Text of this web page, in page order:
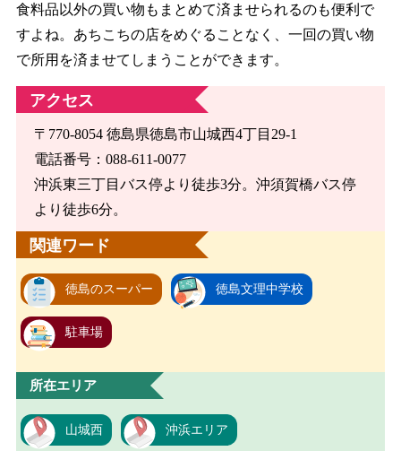
食料品以外の買い物もまとめて済ませられるのも便利で
すよね。あちこちの店をめぐることなく、一回の買い物
で所用を済ませてしまうことができます。
アクセス
〒770-8054 徳島県徳島市山城西4丁目29-1
電話番号：088-611-0077
沖浜東三丁目バス停より徒歩3分。沖須賀橋バス停
より徒歩6分。
関連ワード
徳島のスーパー 徳島文理中学校
駐車場
所在エリア
山城西 沖浜エリア